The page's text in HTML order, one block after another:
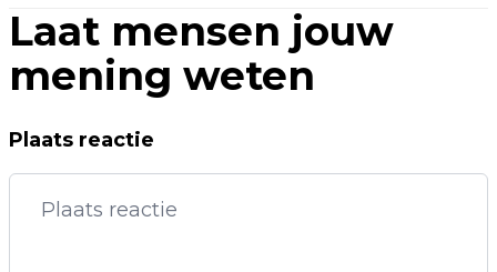
Laat mensen jouw
mening weten
Plaats reactie